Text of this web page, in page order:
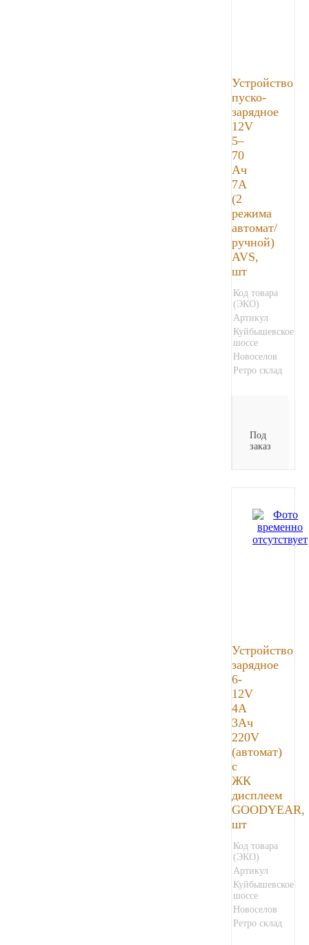
Устройство
пуско-
зарядное
12V
5–
70
Ач
7А
(2
режима
автомат/
ручной)
AVS,
шт
Код товара
(ЭКО)
Артикул
Куйбышевское
шоссе
Новоселов
Ретро склад
Под
заказ
Устройство
зарядное
6-
12V
4А
3Ач
220V
(автомат)
с
ЖК
дисплеем
GOODYEAR,
шт
Код товара
(ЭКО)
Артикул
Куйбышевское
шоссе
Новоселов
Ретро склад